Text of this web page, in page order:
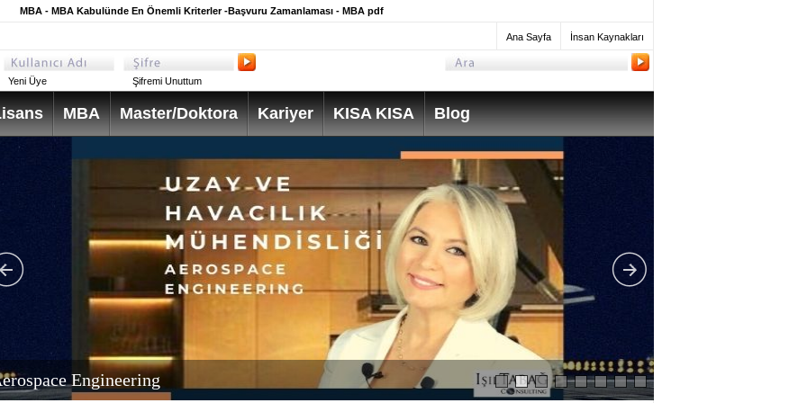
MBA - MBA Kabulünde En Önemli Kriterler -Başvuru Zamanlaması - MBA pdf
Ana Sayfa İnsan Kaynakları
Yeni Üye Şifremi Unuttum
MBA Master/Doktora Kariyer KISA KISA Blog
Engineering